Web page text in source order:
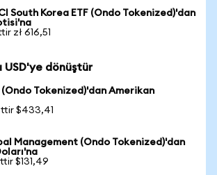
South Korea ETF (Ondo Tokenized)'dan
zł 616,51
USD'ye dönüştür
(Ondo Tokenized)'dan Amerikan
$433,41
Management (Ondo Tokenized)'dan
$131,49